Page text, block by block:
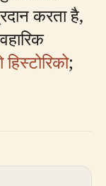
करता है,
;